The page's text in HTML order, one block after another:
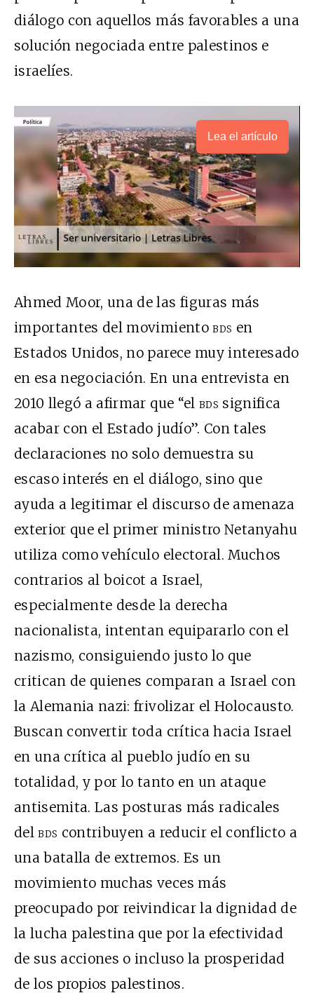
diálogo con aquellos más favorables a una
solución negociada entre palestinos e
israelíes.
Lea el artículo
Ahmed Moor, una de las figuras más
importantes del movimientobds en
Estados Unidos, no parece muy interesado
en esa negociación. En una entrevista en
2010 llegó a afirmar que “el bds significa
acabar con el Estado judío”. Con tales
declaraciones no solo demuestra su
escaso interés en el diálogo, sino que
ayuda a legitimar el discurso de amenaza
exterior que el primer ministro Netanyahu
utiliza como vehículo electoral. Muchos
contrarios al boicot a Israel,
especialmente desde la derecha
nacionalista, intentan equipararlo con el
nazismo, consiguiendo justo lo que
critican de quienes comparan a Israel con
la Alemania nazi: frivolizar el Holocausto.
Buscan convertir toda crítica hacia Israel
en una crítica al pueblo judío en su
totalidad, y por lo tanto en un ataque
antisemita. Las posturas más radicales
delbds contribuyen a reducir el conflicto a
una batalla de extremos. Es un
movimiento muchas veces más
preocupado por reivindicar la dignidad de
la lucha palestina que por la efectividad
de sus acciones o incluso la prosperidad
de los propios palestinos.